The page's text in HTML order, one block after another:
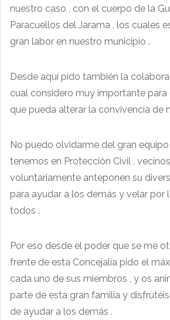
nuestro caso , con el cuerpo de la
Paracuellos del Jarama , los cuales
gran labor en nuestro municipio .
Desde aquí pido también la
cual considero muy importante para
que pueda alterar la convivencia de
No puedo olvidarme del gran
tenemos en Protección Civil ,
voluntariamente anteponen su
para ayudar a los demás y velar por
todos .
Por eso desde el poder que se me
frente de esta Concejalía pido el
cada uno de sus miembros , y os
parte de esta gran familia y
de ayudar a los demás .